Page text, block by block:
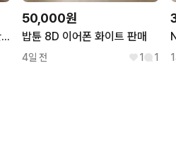
아즈라 아젤 3세대 이어폰 판매 (미개봉)
50,000원
밥튠 8D 이어폰 화이트 판매
4일 전 1 1